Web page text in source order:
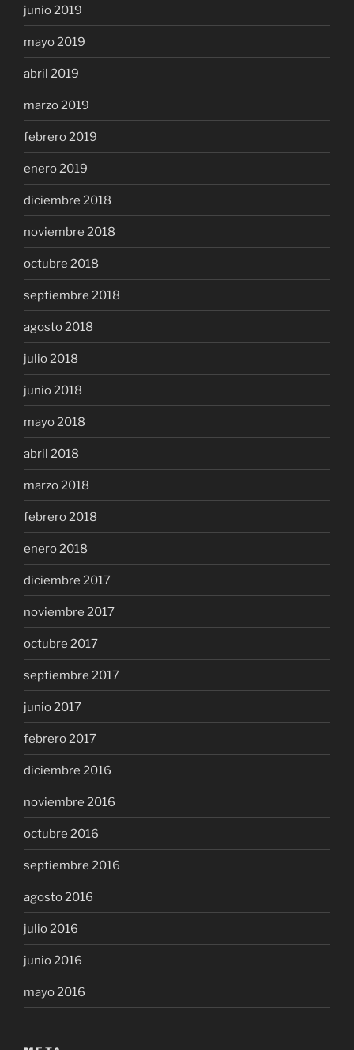
junio 2019
mayo 2019
abril 2019
marzo 2019
febrero 2019
enero 2019
diciembre 2018
noviembre 2018
octubre 2018
septiembre 2018
agosto 2018
julio 2018
junio 2018
mayo 2018
abril 2018
marzo 2018
febrero 2018
enero 2018
diciembre 2017
noviembre 2017
octubre 2017
septiembre 2017
junio 2017
febrero 2017
diciembre 2016
noviembre 2016
octubre 2016
septiembre 2016
agosto 2016
julio 2016
junio 2016
mayo 2016